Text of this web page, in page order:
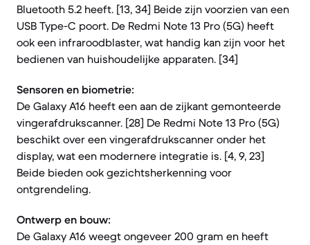
Bluetooth 5.2 heeft. [13, 34] Beide zijn voorzien van een
USB Type-C poort. De Redmi Note 13 Pro (5G) heeft
ook een infraroodblaster, wat handig kan zijn voor het
bedienen van huishoudelijke apparaten. [34]
Sensoren en biometrie:
De Galaxy A16 heeft een aan de zijkant gemonteerde
vingerafdrukscanner. [28] De Redmi Note 13 Pro (5G)
beschikt over een vingerafdrukscanner onder het
display, wat een modernere integratie is. [4, 9, 23]
Beide bieden ook gezichtsherkenning voor
ontgrendeling.
Ontwerp en bouw:
De Galaxy A16 weegt ongeveer 200 gram en heeft